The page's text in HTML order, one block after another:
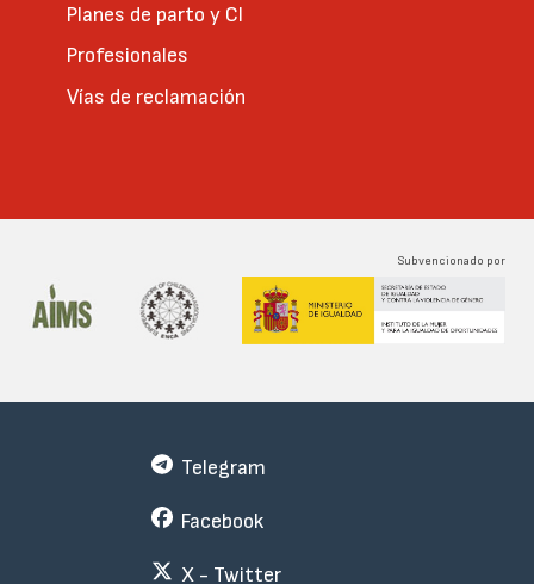
Planes de parto y CI
Profesionales
Vías de reclamación
Subvencionado por
Telegram
Facebook
X - Twitter